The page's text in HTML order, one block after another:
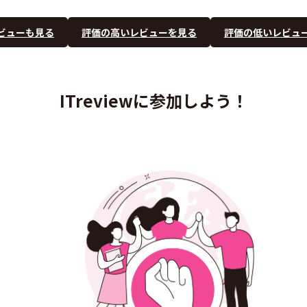
ューも見る 評価の高いレビューを見る 評価の低いレビュ
ITreviewに参加しよう！